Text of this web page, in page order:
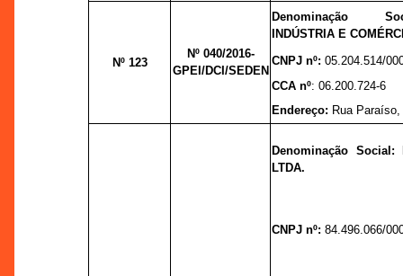
Nº 123
Nº 040/2016-
GPEI/DCI/SEDEN
Denominação
INDÚSTRIA E
CNPJ nº:05.204.514/
CCA nº: 06.200.724-6
Endereço: Rua
Denominação Social:
LTDA.
CNPJ nº:84.496.066/